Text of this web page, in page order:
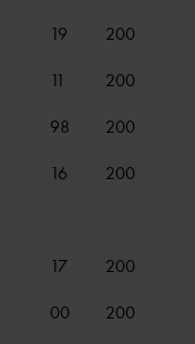
19
200
11 200
98 200
16 200
17 200
00 200